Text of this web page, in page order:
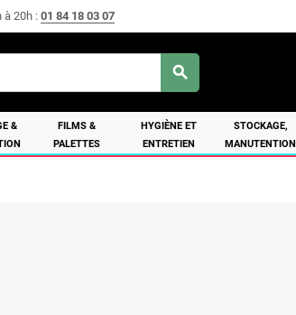
à 20h : 01 84 18 03 07
search
&
FILMS &
PALETTES
HYGIÈNE ET
ENTRETIEN
STOCKAGE,
MANUTENTION